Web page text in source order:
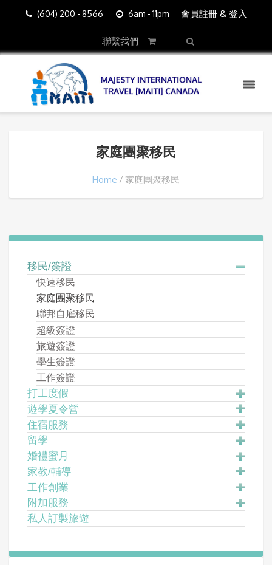
(604) 200 - 8566 6am - 11pm 會員註冊 & 登入
聯繫我們
家庭團聚移民
Home 家庭團聚移民
移民/簽證
快速移民
家庭團聚移民
聯邦自雇移民
超級簽證
旅遊簽證
學生簽證
工作簽證
打工度假
遊學夏令營
住宿服務
留學
婚禮蜜月
家教/輔導
工作創業
附加服務
私人訂製旅遊